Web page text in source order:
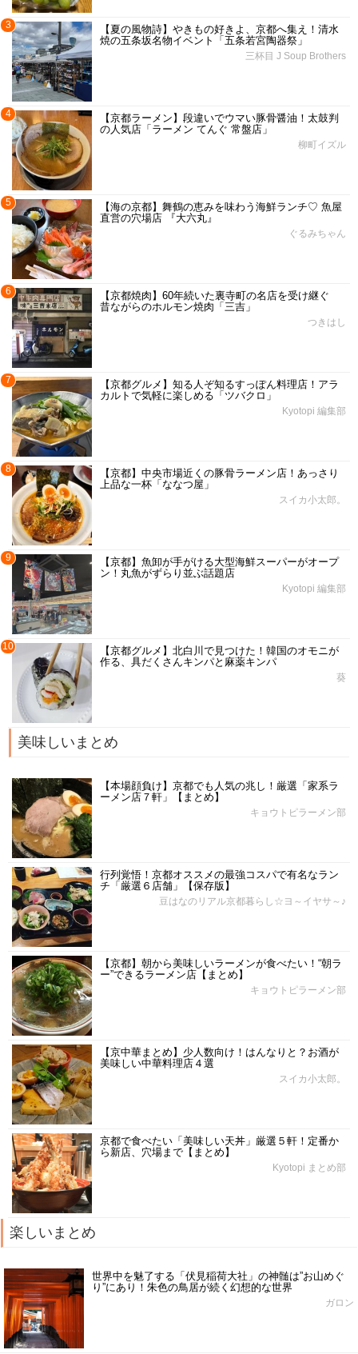
3
【夏の風物詩】やきもの好きよ、京都へ集え！清水
焼の五条坂名物イベント「五条若宮陶器祭」
三杯目 J Soup Brothers
4
【京都ラーメン】段違いでウマい豚骨醤油！太鼓判
の人気店「ラーメン てんぐ 常盤店」
柳町イズル
5
【海の京都】舞鶴の恵みを味わう海鮮ランチ♡ 魚屋
直営の穴場店 『大六丸』
ぐるみちゃん
6
【京都焼肉】60年続いた裏寺町の名店を受け継ぐ
昔ながらのホルモン焼肉「三吉」
つきはし
7
【京都グルメ】知る人ぞ知るすっぽん料理店！アラ
カルトで気軽に楽しめる「ツバクロ」
Kyotopi 編集部
8
【京都】中央市場近くの豚骨ラーメン店！あっさり
上品な一杯「ななつ屋」
スイカ小太郎。
9
【京都】魚卸が手がける大型海鮮スーパーがオープ
ン！丸魚がずらり並ぶ話題店
Kyotopi 編集部
10
【京都グルメ】北白川で見つけた！韓国のオモニが
作る、具だくさんキンパと麻薬キンパ
葵
美味しいまとめ
【本場顔負け】京都でも人気の兆し！厳選「家系ラ
ーメン店７軒」【まとめ】
キョウトピラーメン部
行列覚悟！京都オススメの最強コスパで有名なラン
チ「厳選６店舗」【保存版】
豆はなのリアル京都暮らし☆ヨ～イヤサ～♪
【京都】朝から美味しいラーメンが食べたい！“朝ラ
ー”できるラーメン店【まとめ】
キョウトピラーメン部
【京中華まとめ】少人数向け！はんなりと？お酒が
美味しい中華料理店４選
スイカ小太郎。
京都で食べたい「美味しい天丼」厳選５軒！定番か
ら新店、穴場まで【まとめ】
Kyotopi まとめ部
楽しいまとめ
世界中を魅了する「伏見稲荷大社」の神髄は”お山めぐ
り”にあり！朱色の鳥居が続く幻想的な世界
ガロン